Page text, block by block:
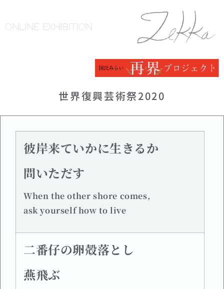
ONLINE EXHIBITION
世界復興芸術祭2020
彼岸来ていかに生きるか
問いただす
When the other shore comes,
ask yourself how to live
二番仔の卵殻落とし
燕飛ぶ